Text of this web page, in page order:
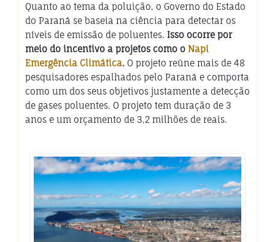
Quanto ao tema da poluição, o Governo do Estado
do Paraná se baseia na ciência para detectar os
níveis de emissão de poluentes. Isso ocorre por
meio do incentivo a projetos como o Napi
Emergência Climática. O projeto reúne mais de 48
pesquisadores espalhados pelo Paraná e comporta
como um dos seus objetivos justamente a detecção
de gases poluentes. O projeto tem duração de 3
anos e um orçamento de 3,2 milhões de reais.